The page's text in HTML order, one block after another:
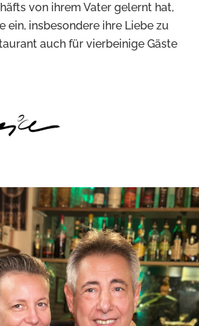
von ihrem Vater gelernt hat,
ein, insbesondere ihre Liebe zu
auch für vierbeinige Gäste